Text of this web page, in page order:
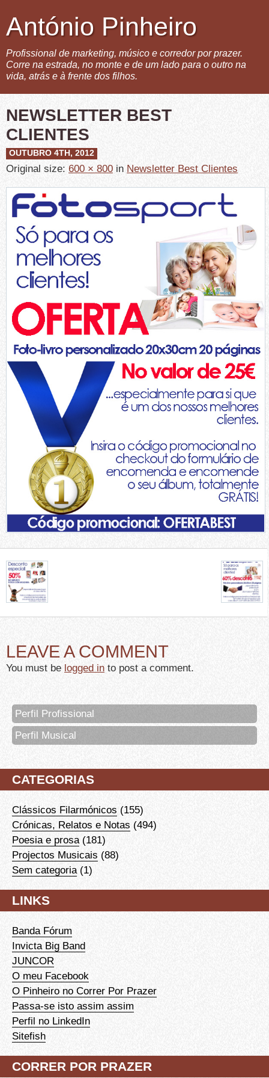
António Pinheiro
Profissional de marketing, músico e corredor por prazer.
Corre na estrada, no monte e de um lado para o outro na
vida, atrás e à frente dos filhos.
NEWSLETTER BEST
CLIENTES
OUTUBRO 4TH, 2012
Original size: 600 × 800 in Newsletter Best Clientes
LEAVE A COMMENT
You must be logged in to post a comment.
Perfil Profissional
Perfil Musical
CATEGORIAS
Clássicos Filarmónicos (155)
Crónicas, Relatos e Notas (494)
Poesia e prosa (181)
Projectos Musicais (88)
Sem categoria (1)
LINKS
Banda Fórum
Invicta Big Band
JUNCOR
O meu Facebook
O Pinheiro no Correr Por Prazer
Passa-se isto assim assim
Perfil no LinkedIn
Sitefish
CORRER POR PRAZER